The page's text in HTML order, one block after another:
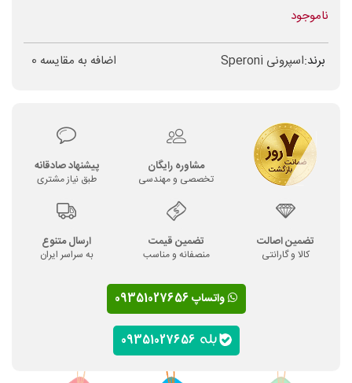
ناموجود
برند:اسپرونی Speroni اضافه به مقایسه 0
مشاوره رایگان
تخصصی و مهندسی
پیشنهاد صادقانه
طبق نیاز مشتری
تضمین اصالت
کالا و گارانتی
تضمین قیمت
منصفانه و مناسب
ارسال متنوع
به سراسر ایران
واتساپ 09351027656